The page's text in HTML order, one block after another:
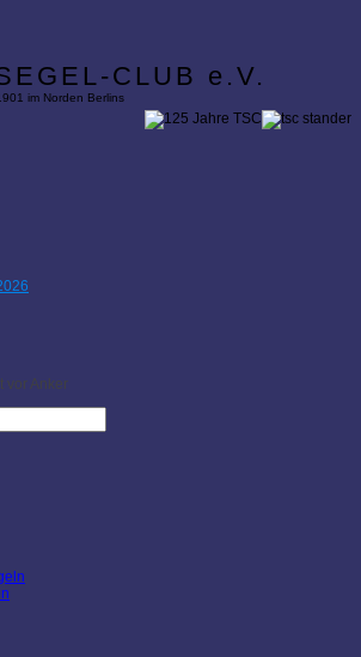
CLUB e.V.
im Norden Berlins
vor Anker